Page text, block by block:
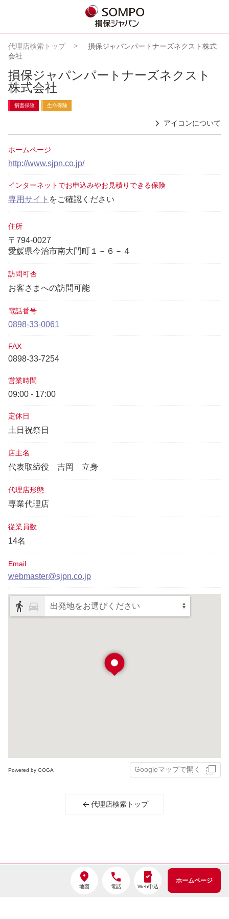
代理店検索トップ
損保ジャパンパートナーズネクスト株式
会社
損保ジャパンパートナーズネクスト
株式会社
損害保険 生命保険
アイコンについて
ホームページ
http://www.sjpn.co.jp/
インターネットでお申込みやお見積りできる保険
専用サイト をご確認ください
住所
〒794-0027
愛媛県今治市南大門町１－６－４
訪問可否
お客さまへの訪問可能
電話番号
0898-33-0061
FAX
0898-33-7254
営業時間
09:00 - 17:00
定休日
土日祝祭日
店主名
代表取締役 吉岡 立身
代理店形態
専業代理店
従業員数
14名
Email
webmaster@sjpn.co.jp
出発地をお選びください
Powered by GOGA Googleマップで開く
代理店検索トップ
地図 電話 Web申込
ホームページ
Copyright©2014-
2026
Sompo Japan Insurance Inc.
All Rights Reserved.